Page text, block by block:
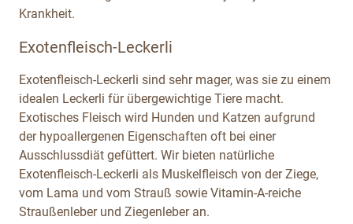
Krankheit.
Exotenfleisch-Leckerli
Exotenfleisch-Leckerli sind sehr mager, was sie zu einem
idealen Leckerli für übergewichtige Tiere macht.
Exotisches Fleisch wird Hunden und Katzen aufgrund
der hypoallergenen Eigenschaften oft bei einer
Ausschlussdiät gefüttert. Wir bieten natürliche
Exotenfleisch-Leckerli als Muskelfleisch von der Ziege,
vom Lama und vom Strauß sowie Vitamin-A-reiche
Straußenleber und Ziegenleber an.